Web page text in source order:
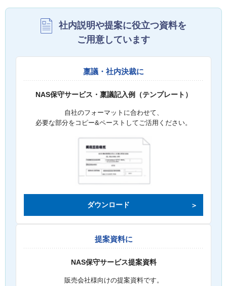
社内説明や提案に役立つ資料を
ご用意しています
稟議・社内決裁に
NAS保守サービス・稟議記入例（テンプレート）
自社のフォーマットに合わせて、
必要な部分をコピー&ペーストしてご活用ください。
ダウンロード
提案資料に
NAS保守サービス提案資料
販売会社様向けの提案資料です。